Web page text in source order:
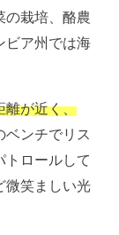
の栽培、酪農
ビア州では海
離が近く、
ベンチでリス
トロールして
微笑ましい光